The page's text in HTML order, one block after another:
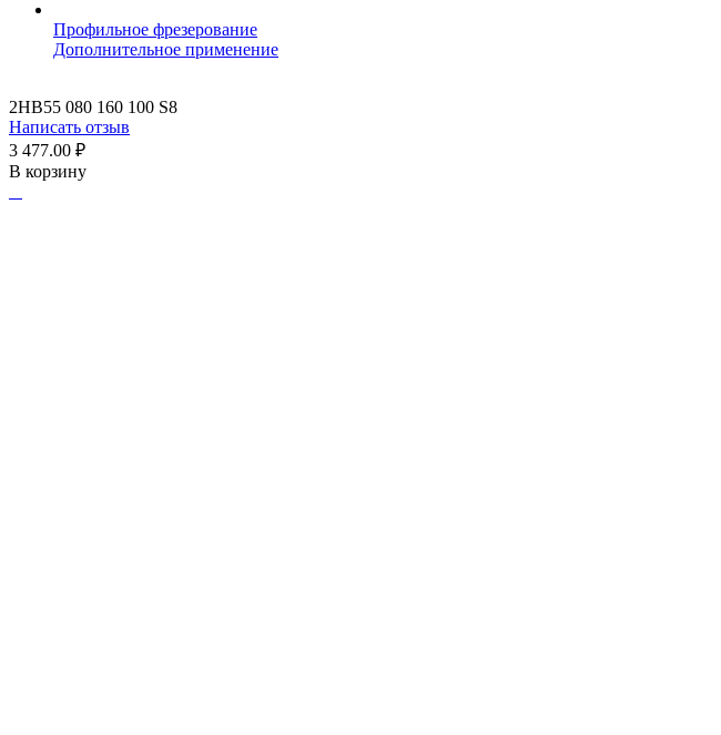
Профильное фрезерование
Дополнительное применение
2HB55 080 160 100 S8
Написать отзыв
3 477.00 ₽
В корзину